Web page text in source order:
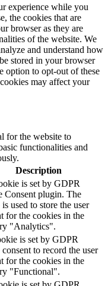
experience while you
the cookies that are
browser as they are
of the website. We
and understand how
stored in your browser
option to opt-out of these
may affect your
for the website to
functionalities and
Description
is set by GDPR
Consent plugin. The
used to store the user
for the cookies in the
"Analytics".
is set by GDPR
to record the user
for the cookies in the
"Functional".